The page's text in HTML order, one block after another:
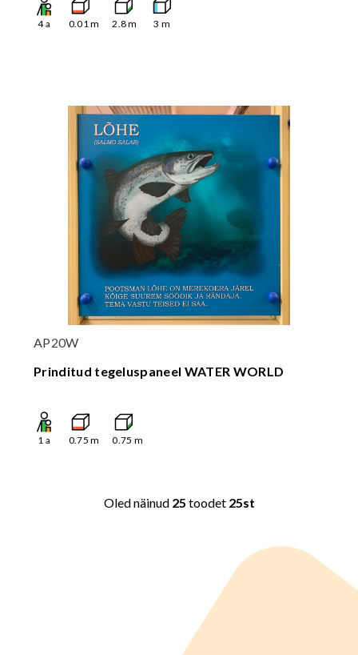
4a 0.01m 2.8m 3 m
AP20W
Prinditud tegeluspaneel WATER WORLD
1 a 0.75 m 0.75 m
Oled näinud 25 toodet 25st